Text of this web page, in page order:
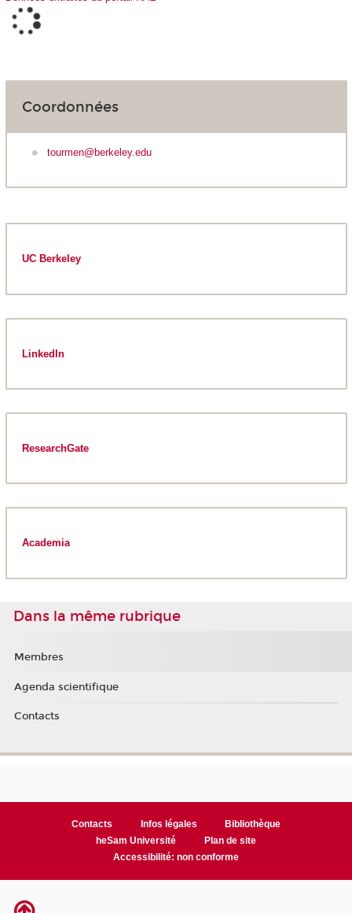
Coordonnées
tourmen@berkeley.edu
UC Berkeley
LinkedIn
ResearchGate
Academia
Dans la même rubrique
Membres
Agenda scientifique
Contacts
Contacts Infos légales
Bibliothèque
heSam Université
Plan de site
Accessibilité: non conforme